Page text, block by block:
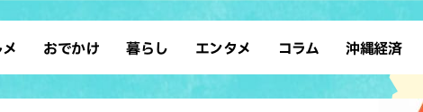
ン 沖縄そば
おでかけ
デート ドライブ
暮らし
レシピ SDGs
エンタメ
スポーツ 占い
コラム 沖縄経済